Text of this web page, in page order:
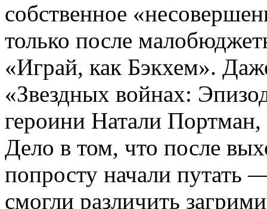
собственное
только после
«Играй, как Бэкхем».
«Звездных войнах:
героини Натали
Дело в том, что после
попросту начали путать
смогли различить